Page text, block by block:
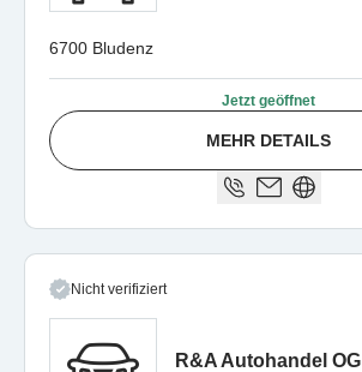
6700 Bludenz
Jetzt geöffnet
MEHR DETAILS
Nicht verifiziert
R&A Autohandel OG